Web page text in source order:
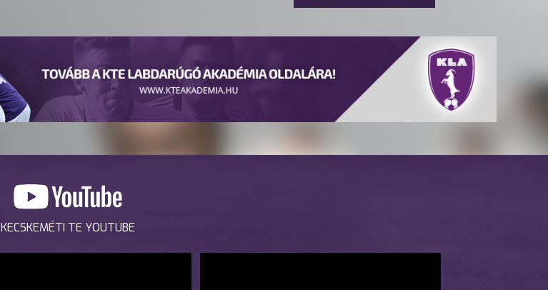
KECSKEMÉTI TE YOUTUBE